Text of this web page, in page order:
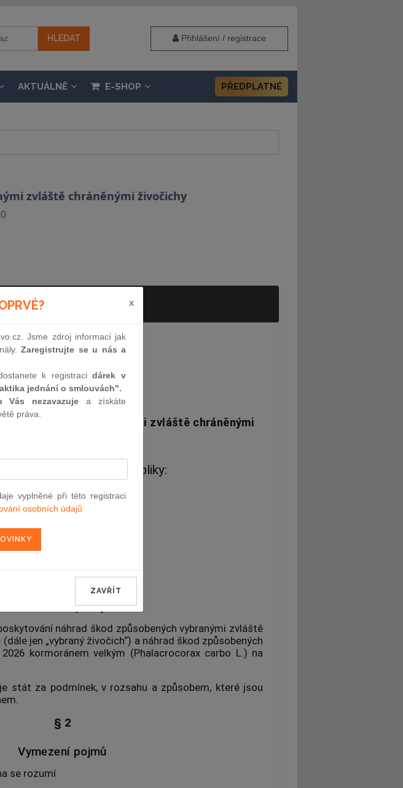
Přihlášení / registrace
AKTUÁLNĚ E-SHOP PŘEDPLATNÉ
zvláště chráněnými živočichy
115
ZÁKON
ze dne 5. dubna 2000
způsobených vybranými zvláště chráněnými
zákoně České republiky:
ČÁST PRVNÍ
ÚVODNÍ USTANOVENÍ
Předmět úpravy
náhrad škod způsobených vybranými zvláště
(dále jen „vybraný živočich“) a náhrad škod způsobených
kormoránem velkým (Phalacrocorax carbo L.) na
stát za podmínek, v rozsahu a způsobem, které jsou
§ 2
Vymezení pojmů
se rozumí
x
Jsme zdroj informací jak
Zaregistrujte se u nás a
k registracidárek v
jednání o smlouvách".
Vás nezavazuje a získáte
práva.
vyplněné při této registraci
osobních údajů
ZAVŘÍT